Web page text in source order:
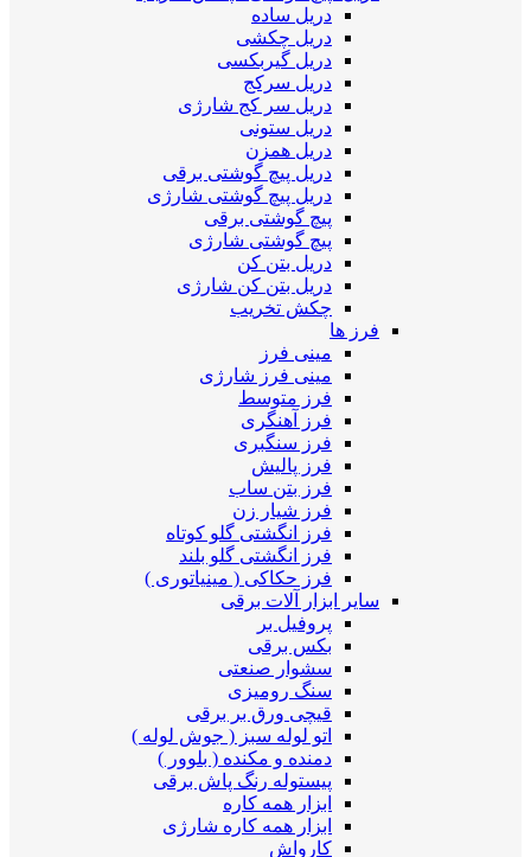
دریل ساده
دریل چکشی
دریل گیربکسی
دریل سرکج
دریل سر کج شارژی
دریل ستونی
دریل همزن
دریل پیچ گوشتی برقی
دریل پیچ گوشتی شارژی
پیچ گوشتی برقی
پیچ گوشتی شارژی
دریل بتن کن
دریل بتن کن شارژی
چکش تخریب
فرز ها
مینی فرز
مینی فرز شارژی
فرز متوسط
فرز آهنگری
فرز سنگبری
فرز پالیش
فرز بتن ساب
فرز شیار زن
فرز انگشتی گلو کوتاه
فرز انگشتی گلو بلند
فرز حکاکی ( مینیاتوری )
سایر ابزار آلات برقی
پروفیل بر
بکس برقی
سشوار صنعتی
سنگ رومیزی
قیچی ورق بر برقی
اتو لوله سبز ( جوش لوله )
دمنده و مکنده ( بلوور )
پیستوله رنگ پاش برقی
ابزار همه کاره
ابزار همه کاره شارژی
کارواش